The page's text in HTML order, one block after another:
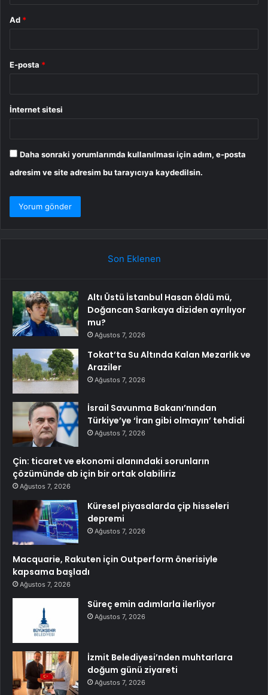
Ad *
E-posta *
İnternet sitesi
Daha sonraki yorumlarımda kullanılması için adım, e-posta
adresim ve site adresim bu tarayıcıya kaydedilsin.
Son Eklenen
Altı Üstü İstanbul Hasan öldü mü,
Doğancan Sarıkaya diziden ayrılıyor
mu?
Ağustos 7, 2026
Tokat’ta Su Altında Kalan Mezarlık ve
Araziler
Ağustos 7, 2026
İsrail Savunma Bakanı’nından
Türkiye’ye ‘İran gibi olmayın’ tehdidi
Ağustos 7, 2026
Çin: ticaret ve ekonomi alanındaki sorunların
çözümünde ab için bir ortak olabiliriz
Ağustos 7, 2026
Küresel piyasalarda çip hisseleri
depremi
Ağustos 7, 2026
Macquarie, Rakuten için Outperform önerisiyle
kapsama başladı
Ağustos 7, 2026
Süreç emin adımlarla ilerliyor
Ağustos 7, 2026
İzmit Belediyesi’nden muhtarlara
doğum günü ziyareti
Ağustos 7, 2026